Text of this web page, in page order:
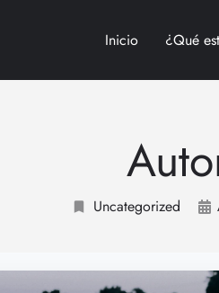
Inicio ¿Qué
Uncategorized